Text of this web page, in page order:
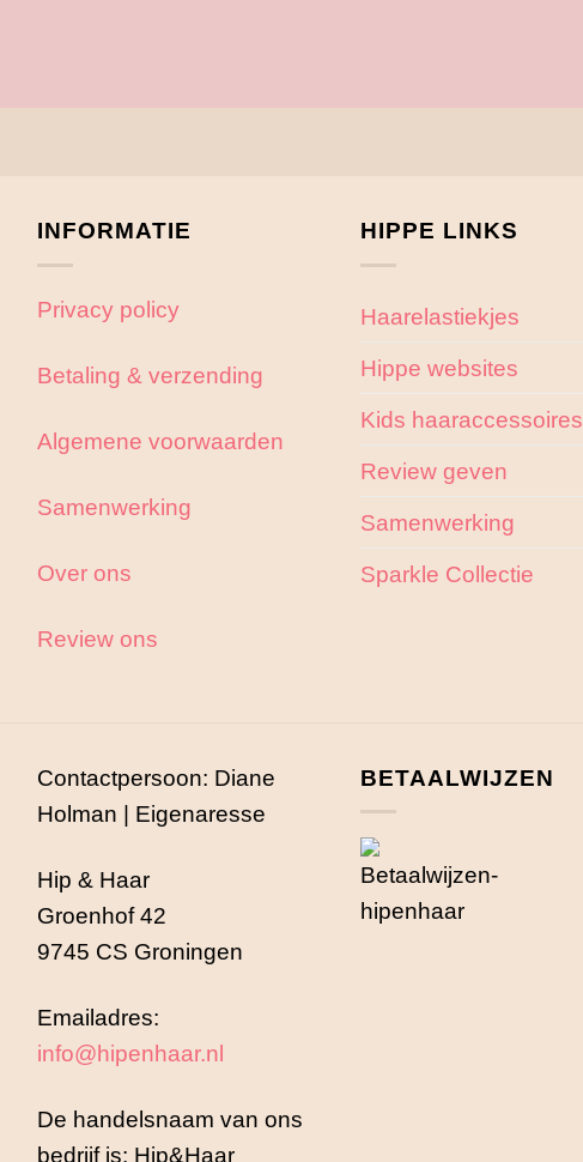
INFORMATIE
Privacy policy
Betaling & verzending
Algemene voorwaarden
Samenwerking
Over ons
Review ons
HIPPE LINKS
Haarelastiekjes
Hippe websites
Kids haaraccessoires
Review geven
Samenwerking
Sparkle Collectie
Contactpersoon: Diane
Holman | Eigenaresse
Hip & Haar
Groenhof 42
9745 CS Groningen
Emailadres:
info@hipenhaar.nl
De handelsnaam van ons
bedrijf is: Hip&Haar
BETAALWIJZEN